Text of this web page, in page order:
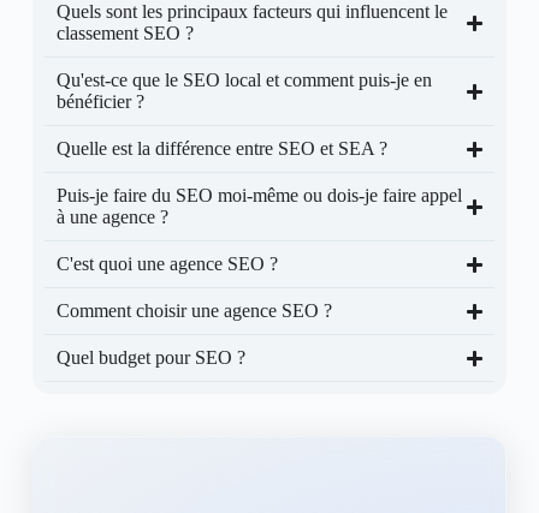
Quels sont les principaux facteurs qui influencent le
classement SEO ?
Qu'est-ce que le SEO local et comment puis-je en
bénéficier ?
Quelle est la différence entre SEO et SEA ?
Puis-je faire du SEO moi-même ou dois-je faire appel
à une agence ?
C'est quoi une agence SEO ?
Comment choisir une agence SEO ?
Quel budget pour SEO ?